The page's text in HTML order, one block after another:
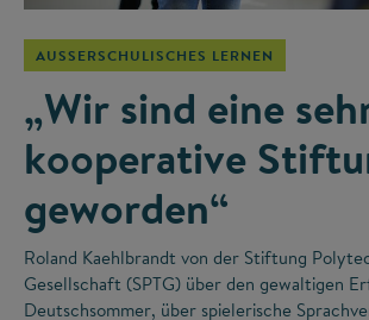
AUSSERSCHULISCHES LERNEN
„Wir sind eine
kooperative
geworden“
Roland Kaehlbrandt von der Stiftung
Gesellschaft (SPTG) über den gewaltigen
Deutschsommer, über spielerische